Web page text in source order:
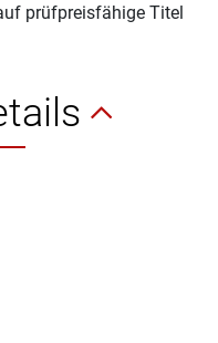
prüfpreisfähige Titel